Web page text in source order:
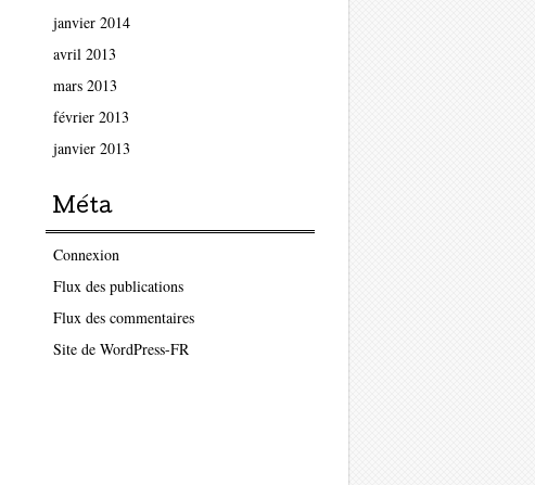
janvier 2014
avril 2013
mars 2013
février 2013
janvier 2013
Méta
Connexion
Flux des publications
Flux des commentaires
Site de WordPress-FR